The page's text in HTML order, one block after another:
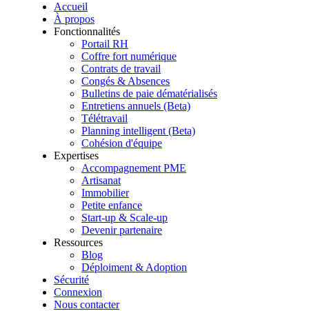
Accueil
À propos
Fonctionnalités
Portail RH
Coffre fort numérique
Contrats de travail
Congés & Absences
Bulletins de paie dématérialisés
Entretiens annuels (Beta)
Télétravail
Planning intelligent (Beta)
Cohésion d'équipe
Expertises
Accompagnement PME
Artisanat
Immobilier
Petite enfance
Start-up & Scale-up
Devenir partenaire
Ressources
Blog
Déploiment & Adoption
Sécurité
Connexion
Nous contacter